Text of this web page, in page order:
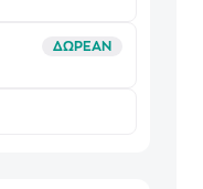
ΔΩΡΕΑΝ